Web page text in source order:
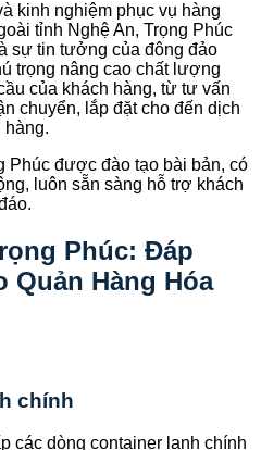
kinh nghiệm phục vụ hàng
tỉnh Nghệ An, Trọng Phúc
sự tin tưởng của đông đảo
trọng nâng cao chất lượng
của khách hàng, từ tư vấn
chuyển, lắp đặt cho đến dịch
hàng.
Phúc được đào tạo bài bản, có
luôn sẵn sàng hỗ trợ khách
Phúc: Đáp
Quản Hàng Hóa
chính
các dòng container lạnh chính